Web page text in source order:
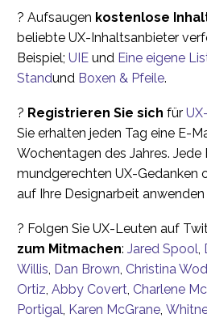
? Aufsaugen kostenlose
beliebte UX-Inhaltsanbieter
Beispiel; UIE und Eine eigene
Standund Boxen & Pfeile.
? Registrieren Sie sich für
Sie erhalten jeden Tag eine E-
Wochentagen des Jahres. Jede
mundgerechten UX-Gedanken
auf Ihre Designarbeit anwenden
? Folgen Sie UX-Leuten auf
zum Mitmachen: Jared Spool
Willis Dan Brown Christina
Ortiz Abby Covert Charlene
Portigal Karen McGrane